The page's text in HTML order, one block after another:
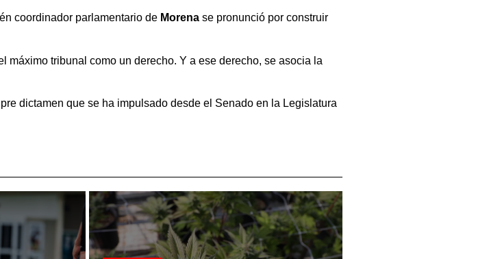
coordinador parlamentario de Morena se pronunció por construir
tribunal como un derecho. Y a ese derecho, se asocia la
dictamen que se ha impulsado desde el Senado en la Legislatura